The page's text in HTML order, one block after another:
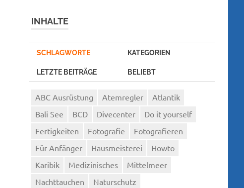
INHALTE
SCHLAGWORTE KATEGORIEN
LETZTE BEITRÄGE BELIEBT
ABC Ausrüstung Atemregler
Atlantik
Bali See
BCD Divecenter
Do it yourself
Fertigkeiten
Fotografie
Fotografieren
Für Anfänger
Hausmeisterei
Howto
Karibik
Medizinisches
Mittelmeer
Nachttauchen
Naturschutz